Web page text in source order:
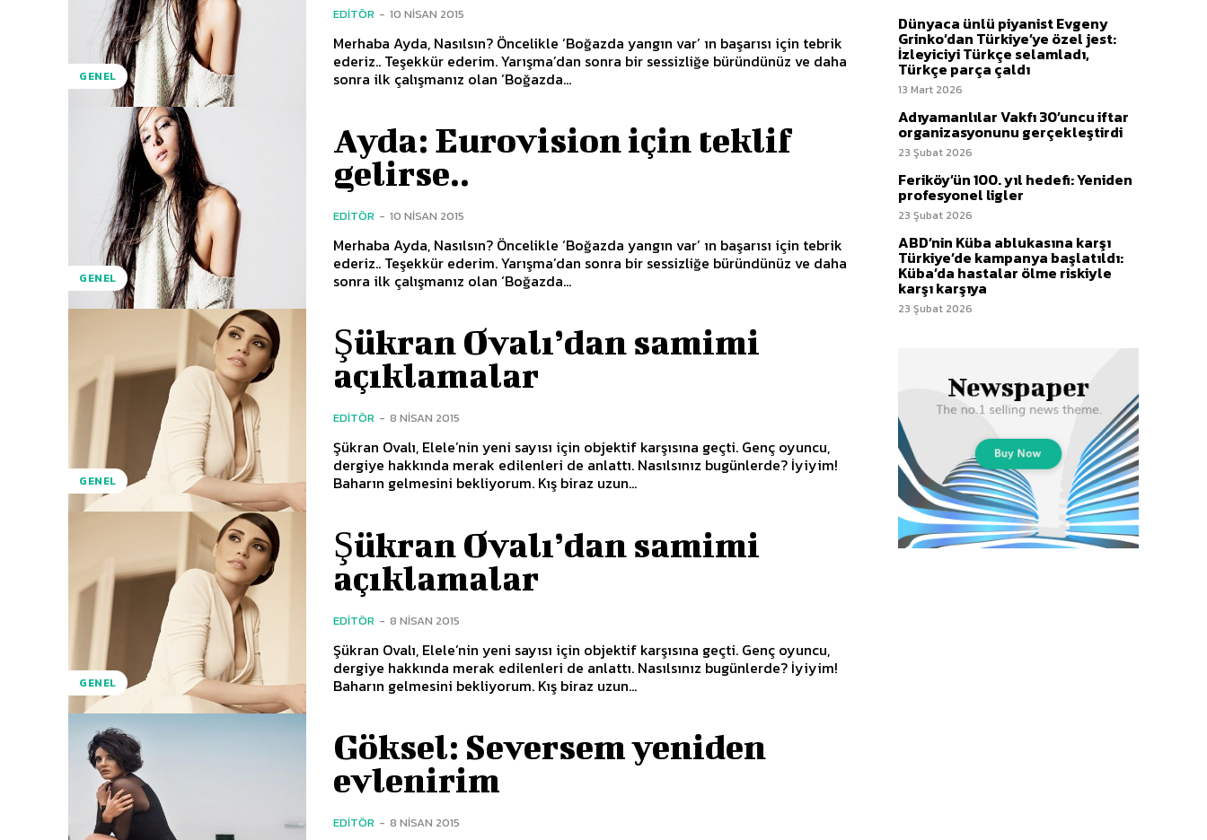
GENEL
EDITÖR - 10 NISAN 2015
Merhaba Ayda, Nasılsın? Öncelikle ‘Boğazda yangın var’ ın başarısı için tebrik
ederiz.. Teşekkür ederim. Yarışma’dan sonra bir sessizliğe büründünüz ve daha
sonra ilk çalışmanız olan ‘Boğazda...
GENEL
Ayda: Eurovision için teklif
gelirse..
EDITÖR - 10 NISAN 2015
Merhaba Ayda, Nasılsın? Öncelikle ‘Boğazda yangın var’ ın başarısı için tebrik
ederiz.. Teşekkür ederim. Yarışma’dan sonra bir sessizliğe büründünüz ve daha
sonra ilk çalışmanız olan ‘Boğazda...
GENEL
Şükran Ovalı’dan samimi
açıklamalar
EDITÖR - 8 NISAN 2015
Şükran Ovalı, Elele’nin yeni sayısı için objektif karşısına geçti. Genç oyuncu,
dergiye hakkında merak edilenleri de anlattı. Nasılsınız bugünlerde? İyiyim!
Baharın gelmesini bekliyorum. Kış biraz uzun...
GENEL
Şükran Ovalı’dan samimi
açıklamalar
EDITÖR - 8 NISAN 2015
Şükran Ovalı, Elele’nin yeni sayısı için objektif karşısına geçti. Genç oyuncu,
dergiye hakkında merak edilenleri de anlattı. Nasılsınız bugünlerde? İyiyim!
Baharın gelmesini bekliyorum. Kış biraz uzun...
Göksel: Seversem yeniden
evlenirim
EDITÖR - 8 NISAN 2015
Dünyaca ünlü piyanist Evgeny
Grinko’dan Türkiye’ye özel jest:
İzleyiciyi Türkçe selamladı,
Türkçe parça çaldı
13 Mart 2026
Adıyamanlılar Vakfı 30’uncu iftar
organizasyonunu gerçekleştirdi
23 Şubat 2026
Feriköy’ün 100. yıl hedefi: Yeniden
profesyonel ligler
23 Şubat 2026
ABD’nin Küba ablukasına karşı
Türkiye’de kampanya başlatıldı:
Küba’da hastalar ölme riskiyle
karşı karşıya
23 Şubat 2026